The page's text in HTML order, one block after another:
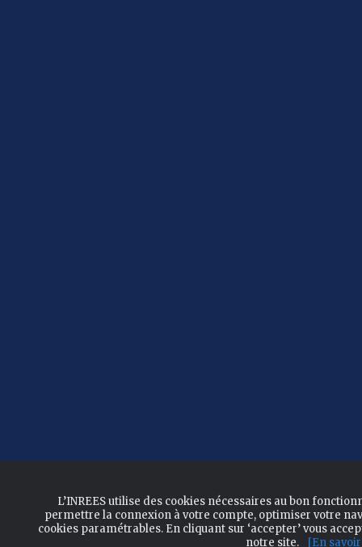
L’INREES utilise des cookies nécessaires au bon
permettre la connexion à votre compte, optimiser votre
cookies paramétrables. En cliquant sur ‘accepter’ vous
notre site.
[En